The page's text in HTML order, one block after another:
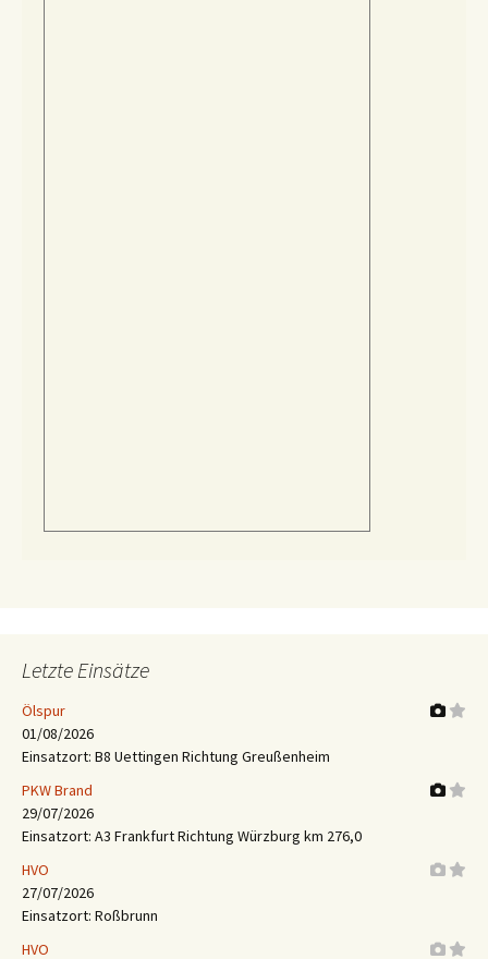
Letzte Einsätze
Ölspur
01/08/2026
Einsatzort: B8 Uettingen Richtung Greußenheim
PKW Brand
29/07/2026
Einsatzort: A3 Frankfurt Richtung Würzburg km 276,0
HVO
27/07/2026
Einsatzort: Roßbrunn
HVO